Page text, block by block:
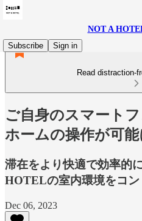
NOT A
Subscribe
Sign in
Read distraction-
ご自身のスマート
ホームの操作が可能
滞在をより快適で効率的
HOTELの室内環境をコン
Dec 06, 2023